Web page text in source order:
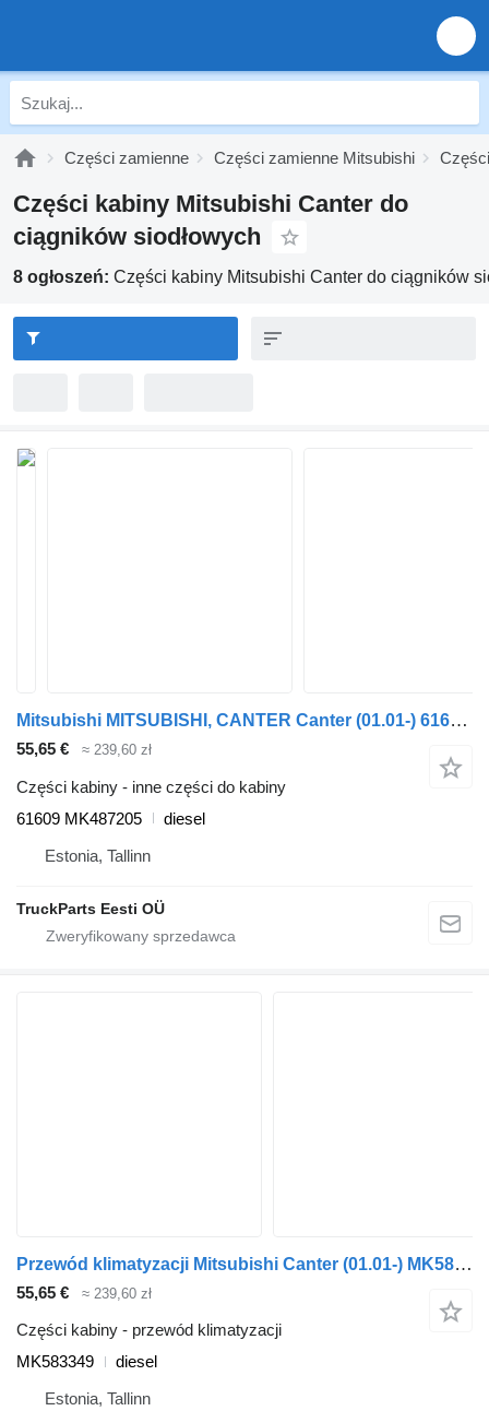
Części zamienne Części zamienne Mitsubishi
Części kabiny Mitsubishi Canter do
ciągników siodłowych
8 ogłoszeń: Części kabiny Mitsubishi Canter do ciągników
Mitsubishi MITSUBISHI, CANTER Canter (01.01-) 61609 MK487205 do ciągnika siodłowego Mitsubishi Canter (2001-)
55,65 € ≈ 239,60 zł
Części kabiny - inne części do kabiny
61609 MK487205
diesel
Estonia, Tallinn
TruckParts Eesti OÜ
Przewód klimatyzacji Mitsubishi Canter (01.01-) MK583349 do ciągnika siodłowego Mitsubishi Canter (2001-)
55,65 € ≈ 239,60 zł
Części kabiny - przewód klimatyzacji
MK583349
diesel
Estonia, Tallinn